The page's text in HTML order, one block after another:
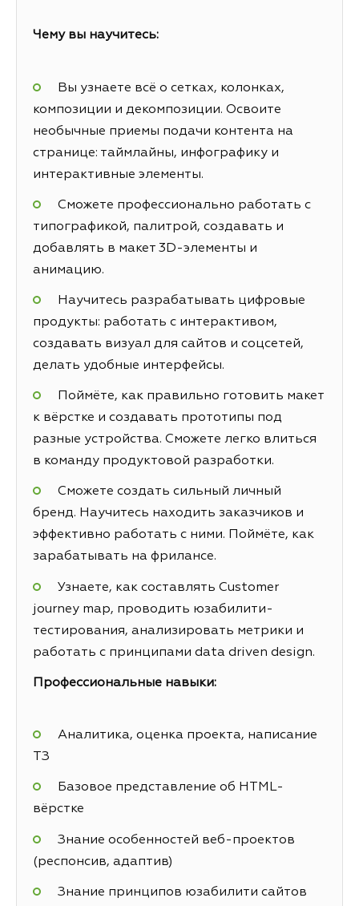
Чему вы научитесь:
Вы узнаете всё о сетках, колонках,
композиции и декомпозиции. Освоите
необычные приемы подачи контента на
странице: таймлайны, инфографику и
интерактивные элементы.
Сможете профессионально работать с
типографикой, палитрой, создавать и
добавлять в макет 3D-элементы и
анимацию.
Научитесь разрабатывать цифровые
продукты: работать с интерактивом,
создавать визуал для сайтов и соцсетей,
делать удобные интерфейсы.
Поймёте, как правильно готовить макет
к вёрстке и создавать прототипы под
разные устройства. Сможете легко влиться
в команду продуктовой разработки.
Сможете создать сильный личный
бренд. Научитесь находить заказчиков и
эффективно работать с ними. Поймёте, как
зарабатывать на фрилансе.
Узнаете, как составлять Customer
journey map, проводить юзабилити-
тестирования, анализировать метрики и
работать с принципами data driven design.
Профессиональные навыки:
Аналитика, оценка проекта, написание
ТЗ
Базовое представление об HTML-
вёрстке
Знание особенностей веб-проектов
(респонсив, адаптив)
Знание принципов юзабилити сайтов